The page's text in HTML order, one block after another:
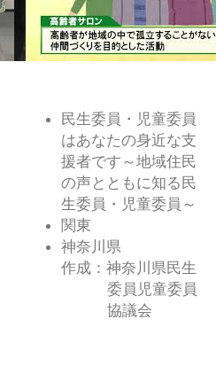
民生委員・児童委員
はあなたの身近な支
援者です～地域住民
の声とともに知る民
生委員・児童委員～
関東
神奈川県
作成：神奈川県民生
委員児童委員
協議会